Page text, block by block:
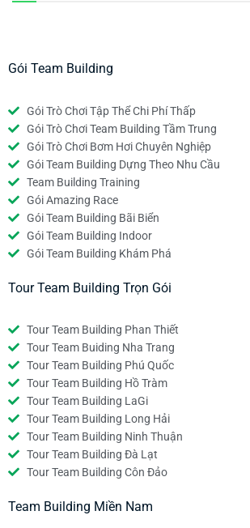
Gói Team Building
Gói Trò Chơi Tập Thể Chi Phí Thấp
Gói Trò Chơi Team Building Tầm Trung
Gói Trò Chơi Bơm Hơi Chuyên Nghiệp
Gói Team Building Dựng Theo Nhu Cầu
Team Building Training
Gói Amazing Race
Gói Team Building Bãi Biển
Gói Team Building Indoor
Gói Team Building Khám Phá
Tour Team Building Trọn Gói
Tour Team Building Phan Thiết
Tour Team Buiding Nha Trang
Tour Team Building Phú Quốc
Tour Team Building Hồ Tràm
Tour Team Building LaGi
Tour Team Building Long Hải
Tour Team Building Ninh Thuận
Tour Team Building Đà Lạt
Tour Team Building Côn Đảo
Team Building Miền Nam